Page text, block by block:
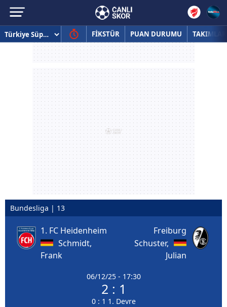
FİKSTÜR PUAN DURUMU TAKIMLAR
Bundesliga | 13
1. FC Heidenheim
Schmidt,
Frank
06/12/25 - 17:30
2 : 1
0 : 1 1. Devre
Freiburg
Schuster,
Julian